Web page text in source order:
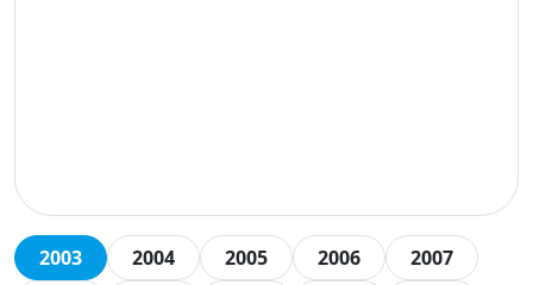
2003 2004 2005 2006
2007